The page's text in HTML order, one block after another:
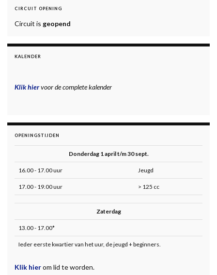
CIRCUIT OPENING
Circuit is geopend
KALENDER
Klik hiervoor de complete kalender
OPENINGSTIJDEN
Donderdag 1 april t/m 30 sept.
16.00 - 17.00 uur Jeugd
17.00 - 19.00 uur > 125 cc
Zaterdag
13.00 - 17.00*
Ieder eerste kwartier van het uur, de jeugd + beginners.
Klik hierom lid te worden.